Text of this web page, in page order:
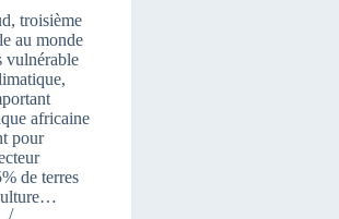
troisième
au monde
vulnérable
africaine
pour
de terres